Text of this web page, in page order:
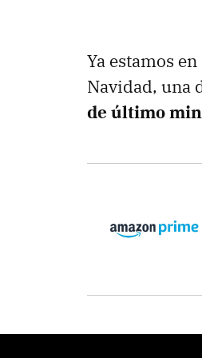
Ya estamos
Navidad, una
de último